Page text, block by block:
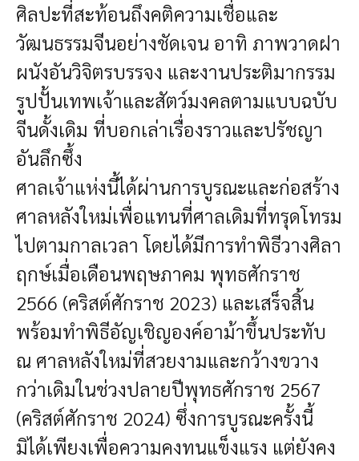
ศิลปะที่สะท้อนถึงคติความเชื่อและ
วัฒนธรรมจีนอย่างชัดเจน อาทิ ภาพวาดฝา
ผนังอันวิจิตรบรรจง และงานประติมากรรม
รูปปั้นเทพเจ้าและสัตว์มงคลตามแบบฉบับ
จีนดั้งเดิม ที่บอกเล่าเรื่องราวและปรัชญา
อันลึกซึ้ง
ศาลเจ้าแห่งนี้ได้ผ่านการบูรณะและก่อสร้าง
ศาลหลังใหม่เพื่อแทนที่ศาลเดิมที่ทรุดโทรม
ไปตามกาลเวลา โดยได้มีการทำพิธีวางศิลา
ฤกษ์เมื่อเดือนพฤษภาคม พุทธศักราช
2566 (คริสต์ศักราช 2023) และเสร็จสิ้น
พร้อมทำพิธีอัญเชิญองค์อาม้าขึ้นประทับ
ณ ศาลหลังใหม่ที่สวยงามและกว้างขวาง
กว่าเดิมในช่วงปลายปีพุทธศักราช 2567
(คริสต์ศักราช 2024) ซึ่งการบูรณะครั้งนี้
มิได้เพียงเพื่อความคงทนแข็งแรง แต่ยังคง